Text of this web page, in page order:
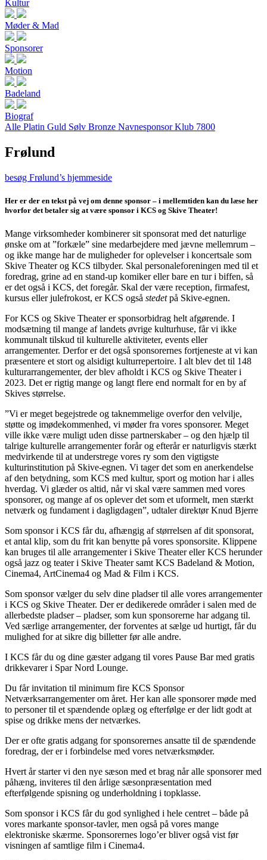
Kultur
Møder & Mad
Sponsorer
Motion
Badeland
Biograf
Alle Platin Guld Sølv Bronze NavnesponsorKlub 7800
Frølund
besøg Frølund’s hjemmeside
Her er der en tekst på vej om denne sponsor – i mellemtiden kan du læse her
hvorfor det betaler sig at være sponsor i KCS og Skive Theater!
Mange virksomheder kombinerer sit sponsorat med det naturlige
ønske om at ”forkæle” sine medarbejdere med jævne mellemrum –
og ikke mange har de muligheder for oplevelser i koncertsale som
Skive Theater og KCS tilbyder. Skal personaleforeningen med til et
foredrag, grine ad en stand-up komiker eller bare en tur i biffen, så
er det også i KCS, det foregår. Skal der være reception, firmafest,
kursus eller julefrokost, er KCS også stedetpå Skive-egnen.
For KCS og Skive Theater er sponsorbidrag helt afgørende. I
modsætning til mange af landets øvrige kulturhuse, får vi ikke
kommunalt tilskud til kulturelle aktiviteter, events eller
arrangementer. Derfor er det også sponsorernes fortjeneste at vi kan
præsentere et stort og alsidigt kulturrepertoire. I alt blev det til 148
kulturarrangementer, der blev afholdt i KCS og Skive Theater i
2023. Det er rigtig mange og langt flere end normalt for en by af
Skives størrelse.
”Vi er meget begejstrede og taknemmelige overfor den velvilje,
støtte og imødekommenhed, vi møder fra vores sponsorer. Meget
ville ikke være muligt uden disse partnerskaber – og den hjælp til
talrige kulturelle arrangementer forår og efterår er naturligvis stærkt
medvirkende til at understrege vores ry som den vigtigste
kulturinstitution på Skive-egnen. Vi tager det som en anerkendelse
af den betydning, som KCS med kultur, sport og motion har i alles
hverdag. Vi glæder os altid, når vi skal være sammen med vores
sponsorer, og mange af os oplever det som et uformelt, men stærkt
netværk og fundament i dagligdagen”, udtaler direktør Knud Bjerre
Som sponsor i KCS får du, afhængig af størrelsen af dit sponsorat,
et antal klip, som du frit kan benytte på vores sponsorsite. Klippene
kan bruges til alle arrangementer i Skive Theater eller KCS herunder
også jazz og teater i Skive Theater samt KCS Badeland & Motion,
Cinema4, ArtCinema4 og Mad & Film i KCS.
Som sponsor vælger du selv dine pladser til alle vores arrangementer
i KCS og Skive Theater. Der er dedikerede områder i salen med de
allerbedste pladser – pladser, som kun sponsorerne har adgang til.
Ved særlige arrangementer, der forventes at sælge ud hurtigt, får du
mulighed for at sikre dig billetter før alle andre.
I KCS får du og dine gæster adgang til vores Pause Bar med gratis
drikkevarer i Spar Nord Lounge.
Du får invitation til minimum fire KCS Sponsor
Netværksarrangementer om året. Her kan alle sponsorer møde med
to personer til et spændende oplæg og efterfølge er der lidt godt at
spise og drikke mens der netværkes.
Der er ofte gratis adgang for sponsorernes ansatte til de spændende
foredrag, der er i forbindelse med vores netværksmøder.
Hvert år starter vi den nye sæson med et brag når alle sponsorer med
påhæng, inviteres til den årlige sæsonpræsentation med
efterfølgende spisning og underholdning i topklasse.
Som sponsor i KCS får du god synlighed i hele centret – både på
vores markante sponsor-tavler, men også på vores mange
elektroniske skærme. Sponsorernes logo’er bliver også vist før
visningen af samtlige film i Cinema4.